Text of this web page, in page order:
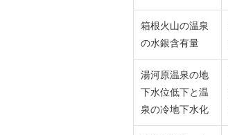
箱根火山の温泉
の水銀含有量
湯河原温泉の地
下水位低下と温
泉の冷地下水化